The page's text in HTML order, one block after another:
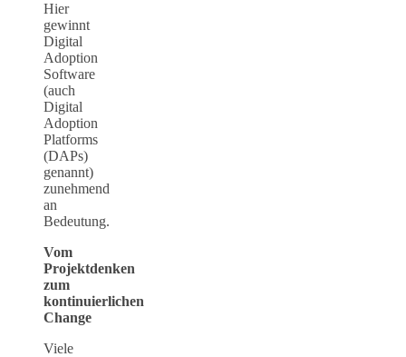
Hier
gewinnt
Digital
Adoption
Software
(auch
Digital
Adoption
Platforms
(DAPs)
genannt)
zunehmend
an
Bedeutung.
Vom
Projektdenken
zum
kontinuierlichen
Change
Viele